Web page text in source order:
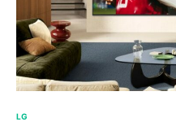
LG